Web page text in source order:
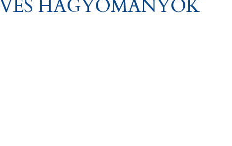
HAGYOMÁNYOK